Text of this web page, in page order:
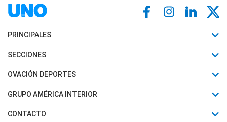
PRINCIPALES
Últimas Noticias
Política
Judiciales
SECCIONES
Horóscopo
Motores
OVACIÓN DEPORTES
Fútbol
Mundial
GRUPO AMÉRICA INTERIOR
Canal 7 en Vivo
CONTACTO